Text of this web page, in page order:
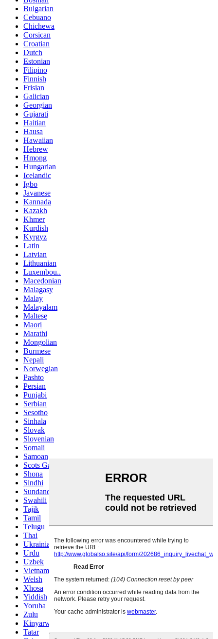
Bulgarian
Cebuano
Chichewa
Corsican
Croatian
Dutch
Estonian
Filipino
Finnish
Frisian
Galician
Georgian
Gujarati
Haitian
Hausa
Hawaiian
Hebrew
Hmong
Hungarian
Icelandic
Igbo
Javanese
Kannada
Kazakh
Khmer
Kurdish
Kyrgyz
Latin
Latvian
Lithuanian
Luxembou..
Macedonian
Malagasy
Malay
Malayalam
Maltese
Maori
Marathi
Mongolian
Burmese
Nepali
Norwegian
Pashto
Persian
Punjabi
Serbian
Sesotho
Sinhala
Slovak
Slovenian
Somali
Samoan
Scots Gaelic
Shona
Sindhi
Sundanese
Swahili
Tajik
Tamil
Telugu
Thai
Ukrainian
Urdu
Uzbek
Vietnamese
Welsh
Xhosa
Yiddish
Yoruba
Zulu
Kinyarwanda
Tatar